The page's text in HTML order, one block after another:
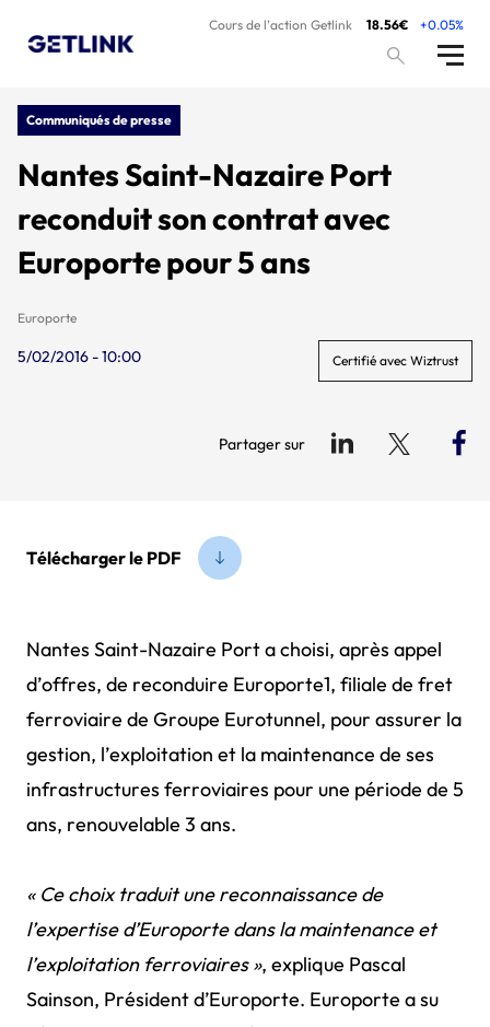
Cours de l’action Getlink 18.56€ +0.05%
Communiqués de presse
Nantes Saint-Nazaire Port
reconduit son contrat avec
Europorte pour 5 ans
Europorte
5/02/2016 - 10:00 Certifié avec Wiztrust
Partager sur
Télécharger le PDF
Nantes Saint-Nazaire Port a choisi, après appel
d’offres, de reconduire Europorte1, filiale de fret
ferroviaire de Groupe Eurotunnel, pour assurer la
gestion, l’exploitation et la maintenance de ses
infrastructures ferroviaires pour une période de 5
ans, renouvelable 3 ans.
« Ce choix traduit une reconnaissance de
l’expertise d’Europorte dans la maintenance et
l’exploitation ferroviaires », explique Pascal
Sainson, Président d’Europorte. Europorte a su